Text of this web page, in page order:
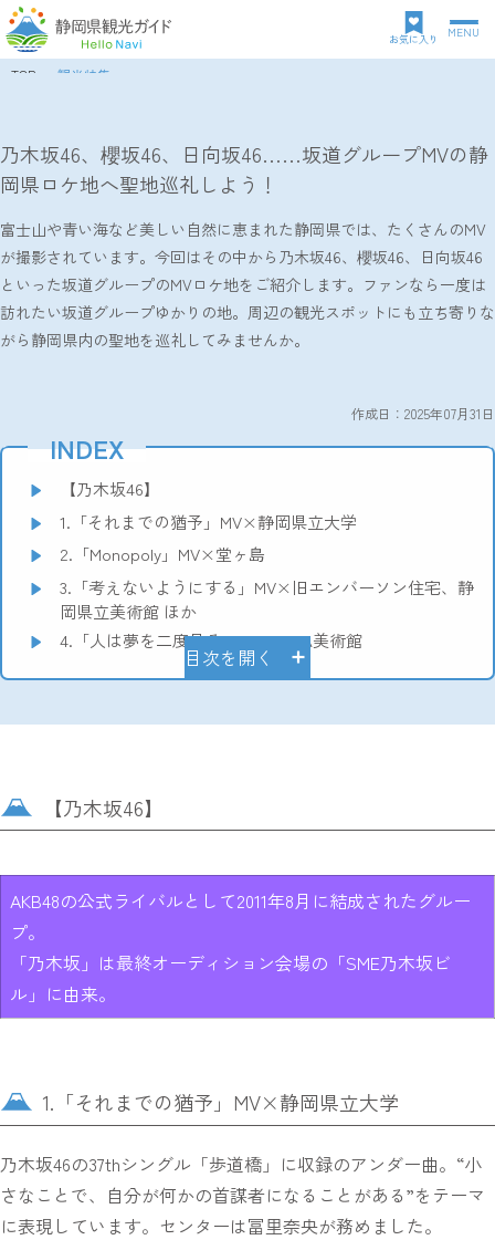
グ
ロ
ナ
ー
シ
ン
お気に入り MENU
ク
ズ
リ
ト
TOP
観光特集
乃木坂46、櫻坂46、日向坂46……坂道グループMVの静
岡県ロケ地へ聖地巡礼しよう！
富士山や青い海など美しい自然に恵まれた静岡県では、たくさんのMV
が撮影されています。今回はその中から乃木坂46、櫻坂46、日向坂46
といった坂道グループのMVロケ地をご紹介します。ファンなら一度は
訪れたい坂道グループゆかりの地。周辺の観光スポットにも立ち寄りな
がら静岡県内の聖地を巡礼してみませんか。
作成日：2025年07月31日
目次を開く
INDEX
【乃木坂46】
1.「それまでの猶予」MV×静岡県立大学
2.「Monopoly」MV×堂ヶ島
3.「考えないようにする」MV×旧エンバーソン住宅、静
岡県立美術館 ほか
4.「人は夢を二度見る」MV×MOA美術館
【乃木坂46】
AKB48の公式ライバルとして2011年8月に結成されたグルー
プ。
「乃木坂」は最終オーディション会場の「SME乃木坂ビ
ル」に由来。
1.「それまでの猶予」MV×静岡県立大学
乃木坂46の37thシングル「歩道橋」に収録のアンダー曲。“小
さなことで、自分が何かの首謀者になることがある”をテーマ
に表現しています。センターは冨里奈央が務めました。